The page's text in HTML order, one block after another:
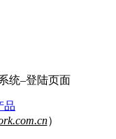
统–登陆页面
品
）